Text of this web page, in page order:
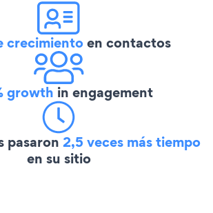
crecimientoen contactos
growth in engagement
pasaron 2,5 veces más tiempo
en su sitio